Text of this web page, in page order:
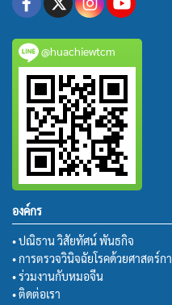
@huachiewtcm
องค์กร
• ปณิธาน วิสัยทัศน์ พันธกิจ
• การตรวจวินิจฉัยโรคด้วยศาสตร์
• ร่วมงานกับหมอจีน
• ติดต่อเรา